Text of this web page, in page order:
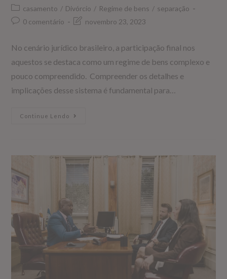
casamento / Divórcio / Regime de bens / separação
0 comentário
novembro 23, 2023
No cenário jurídico brasileiro, a participação final nos
aquestos se destaca como um regime de bens complexo e
pouco compreendido. Compreender os detalhes e
implicações desse sistema é fundamental para…
Continue Lendo